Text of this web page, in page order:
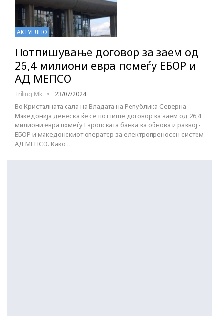
АКТУЕЛНО
Потпишување договор за заем од
26,4 милиони евра помеѓу ЕБОР и
АД МЕПСО
Triling Mk 23/07/2024
Во Кристалната сала на Владата на Република Северна
Македонија денеска ќе се потпише договор за заем од 26,4
милиони евра помеѓу Европската банка за обнова и развој -
ЕБОР и македонскиот оператор за електропреносен систем
АД МЕПСО. Како…